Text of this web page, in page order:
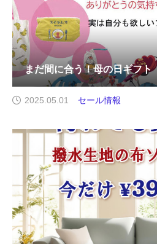
まだ間に合う！母の日ギフト
2025.05.01 セール情報